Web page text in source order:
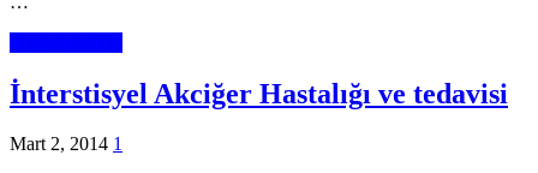
İnterstisyel Akciğer Hastalığı ve tedavisi
Mart 2, 2014 1